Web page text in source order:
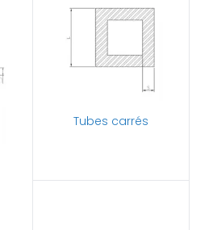
Tubes carrés